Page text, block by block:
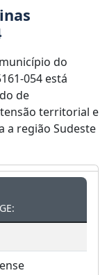
do
054 está
de
territorial e
a região Sudeste